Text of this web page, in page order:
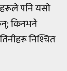
पनि यसो
किनभने
निश्चित